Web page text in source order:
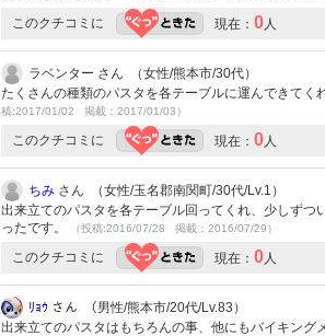
このクチコミに 現在： 0人
ラベンター さん （女性/熊本市/30代）
たくさんの種類のパスタを各テーブルに運んできてく
稿:2017/01/02 掲載：2017/01/03）
このクチコミに 現在： 0人
ちみ さん （女性/玉名郡南関町/30代/Lv.1）
出来立てのパスタを各テーブル回ってくれ、少しず
ったです。
（投稿:2016/07/28 掲載：2016/07/29）
このクチコミに 現在： 0人
ﾘｮｳ さん （男性/熊本市/20代/Lv.83）
出来立てのパスタはもちろんの事、他にもバイキング